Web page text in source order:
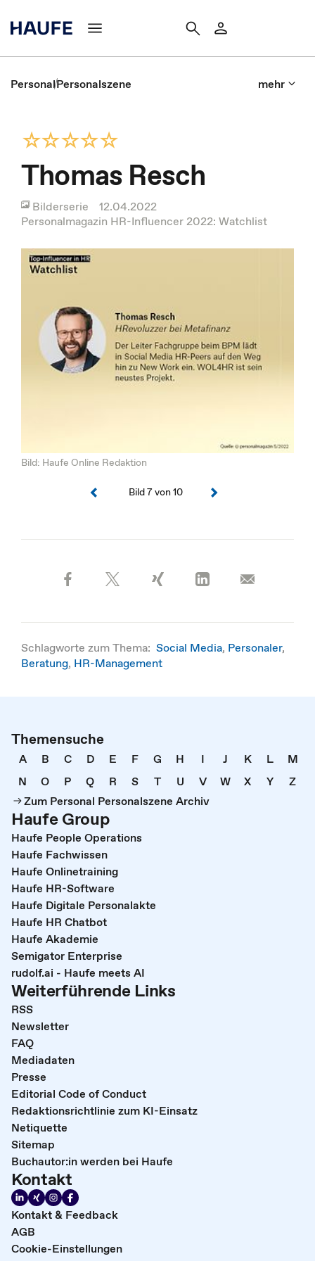
PersonalPersonalszene mehr
Thomas Resch
Bilderserie
12.04.2022
Personalmagazin HR-Influencer 2022: Watchlist
Bild: Haufe Online Redaktion
Bild 7 von 10
Schlagworte zum Thema: Social Media, Personaler,
Beratung, HR-Management
Themensuche
A B C D E F G H I J K L
M
N
O P Q R S T U V W X Y
Z
Zum Personal Personalszene Archiv
Haufe Group
Haufe People Operations
Haufe Fachwissen
Haufe Onlinetraining
Haufe HR-Software
Haufe Digitale Personalakte
Haufe HR Chatbot
Haufe Akademie
Semigator Enterprise
rudolf.ai - Haufe meets AI
Weiterführende Links
RSS
Newsletter
FAQ
Mediadaten
Presse
Editorial Code of Conduct
Redaktionsrichtlinie zum KI-Einsatz
Netiquette
Sitemap
Buchautor:in werden bei Haufe
Kontakt
Kontakt & Feedback
AGB
Cookie-Einstellungen